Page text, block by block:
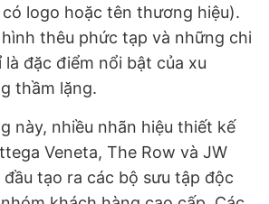
logo hoặc tên thương hiệu).
thêu phức tạp và những chi
đặc điểm nổi bật của xu
thầm lặng.
này, nhiều nhãn hiệu thiết kế
Veneta, The Row và JW
tạo ra các bộ sưu tập độc